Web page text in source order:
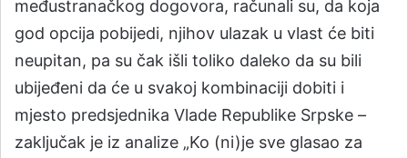
međustranačkog dogovora, računali su, da koja
god opcija pobijedi, njihov ulazak u vlast će biti
neupitan, pa su čak išli toliko daleko da su bili
ubijeđeni da će u svakoj kombinaciji dobiti i
mjesto predsjednika Vlade Republike Srpske –
zaključak je iz analize „Ko (ni)je sve glasao za